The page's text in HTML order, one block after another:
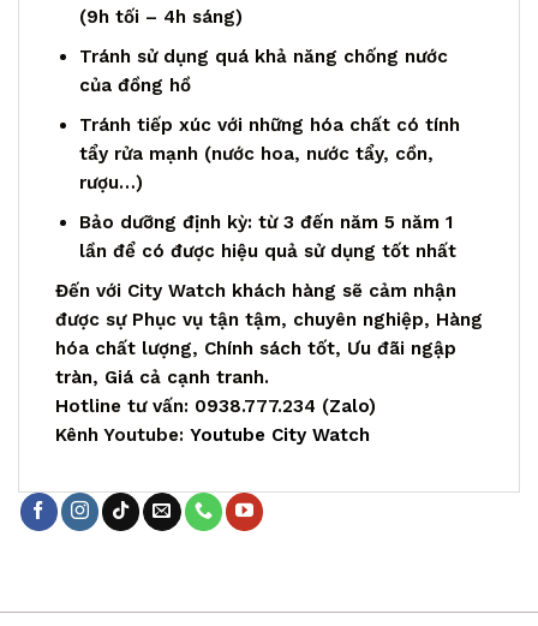
(9h tối – 4h sáng)
Tránh sử dụng quá khả năng chống nước
của đồng hồ
Tránh tiếp xúc với những hóa chất có tính
tẩy rửa mạnh (nước hoa, nước tẩy, cồn,
rượu…)
Bảo dưỡng định kỳ: từ 3 đến năm 5 năm 1
lần để có được hiệu quả sử dụng tốt nhất
Đến với City Watch khách hàng sẽ cảm nhận
được sự Phục vụ tận tậm, chuyên nghiệp, Hàng
hóa chất lượng, Chính sách tốt, Ưu đãi ngập
tràn, Giá cả cạnh tranh.
Hotline tư vấn: 0938.777.234 (Zalo)
Kênh Youtube: Youtube City Watch